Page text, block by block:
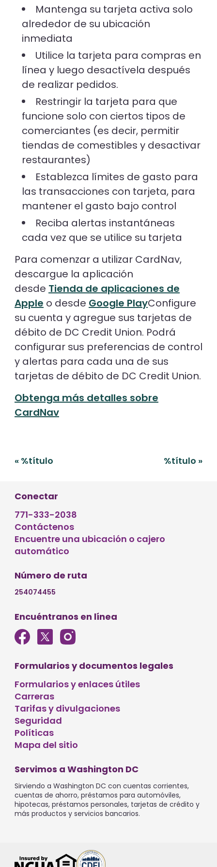
Mantenga su tarjeta activa solo
alrededor de su ubicación
inmediata
Utilice la tarjeta para compras en
línea y luego desactívela después
de realizar pedidos.
Restringir la tarjeta para que
funcione solo con ciertos tipos de
comerciantes (es decir, permitir
tiendas de comestibles y desactivar
restaurantes)
Establezca límites de gasto para
las transacciones con tarjeta, para
mantener el gasto bajo control
Reciba alertas instantáneas
cada vez que se utilice su tarjeta
Para comenzar a utilizar CardNav,
descargue la aplicación
desde Tienda de aplicaciones de
Apple o desde Google PlayConfigure
su cuenta y agregue sus tarjetas de
débito de DC Credit Union. Podrá
configurar sus preferencias de control
y alertas para cada una de sus
tarjetas de débito de DC Credit Union.
Obtenga más detalles sobre
CardNav
Navegación
« %título %título »
Conectar
771-333-2038
Contáctenos
Encuentre una ubicación o cajero
automático
Número de ruta
254074455
Encuéntranos en línea
Formularios y documentos legales
Formularios y enlaces útiles
Carreras
Tarifas y divulgaciones
Seguridad
Políticas
Mapa del sitio
Servimos a Washington DC
Sirviendo a Washington DC con cuentas corrientes,
cuentas de ahorro, préstamos para automóviles,
hipotecas, préstamos personales, tarjetas de crédito y
más productos y servicios bancarios.